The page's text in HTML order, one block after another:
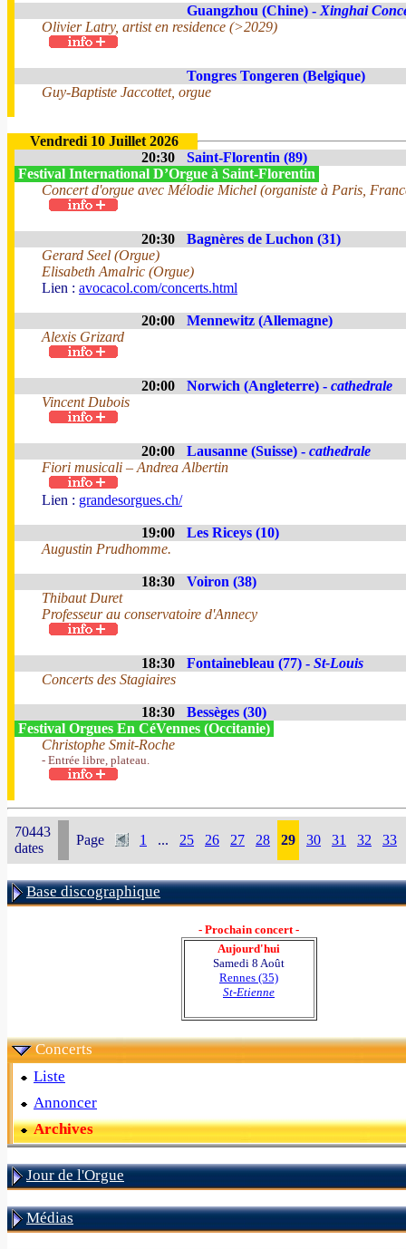
Guangzhou (Chine) - Xinghai
Olivier Latry, artist en residence (>2029)
Tongres Tongeren (Belgique)
Guy-Baptiste Jaccottet, orgue
Vendredi 10 Juillet 2026
20:30
Saint-Florentin (89)
Festival International D’Orgue à Saint-Florentin
Concert d'orgue avec Mélodie Michel (organiste à Paris,
20:30
Bagnères de Luchon (31)
Gerard Seel (Orgue)
Elisabeth Amalric (Orgue)
Lien : avocacol.com/concerts.html
20:00
Mennewitz (Allemagne)
Alexis Grizard
20:00 Norwich (Angleterre) - cathedrale
Vincent Dubois
20:00 Lausanne (Suisse) - cathedrale
Fiori musicali – Andrea Albertin
Lien : grandesorgues.ch/
19:00
Les Riceys (10)
Augustin Prudhomme.
18:30
Voiron (38)
Thibaut Duret
Professeur au conservatoire d'Annecy
18:30 Fontainebleau (77) - St-Louis
Concerts des Stagiaires
18:30
Bessèges (30)
Festival Orgues En CéVennes (Occitanie)
Christophe Smit-Roche
- Entrée libre, plateau.
70443
dates
Page 1 ... 25 26 27 28 29 30 31 32 33
Base discographique
- Prochain concert -
Aujourd'hui
Samedi 8 Août
Rennes (35)
St-Etienne
Concerts
Liste
Annoncer
Archives
Jour de l'Orgue
Médias